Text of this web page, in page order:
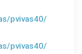
pvivas40/
pvivas40/